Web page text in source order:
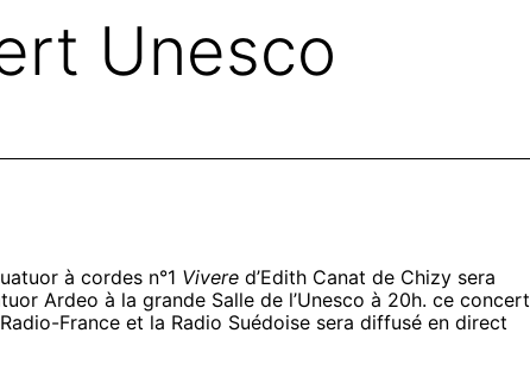
Unesco
à cordes n°1 Vivere d’Edith Canat de Chizy sera
Ardeo à la grande Salle de l’Unesco à 20h. ce concert
France et la Radio Suédoise sera diffusé en direct